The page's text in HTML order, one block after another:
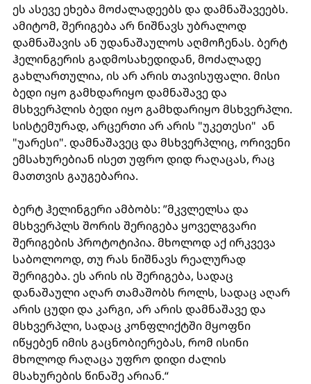
ეს ასევე ეხება მოძალადეებს და დამნაშავეებს.
ამიტომ, შერიგება არ ნიშნავს უბრალოდ
დამნაშავის ან უდანაშაულოს აღმოჩენას. ბერტ
ჰელინგერის გადმოსახედიდან, მოძალადე
გახლართულია, ის არ არის თავისუფალი. მისი
ბედი იყო გამხდარიყო დამნაშავე და
მსხვერპლის ბედი იყო გამხდარიყო მსხვერპლი.
სისტემურად, არცერთი არ არის "უკეთესი"  ან
"უარესი". დამნაშავეც და მსხვერპლიც, ორივენი
ემსახურებიან ისეთ უფრო დიდ რაღაცას, რაც
მათთვის გაუგებარია.
ბერტ ჰელინგერი ამბობს: ”მკვლელსა და
მსხვერპლს შორის შერიგება ყოველგვარი
შერიგების პროტოტიპია. მხოლოდ აქ ირკვევა
საბოლოოდ, თუ რას ნიშნავს რეალურად
შერიგება. ეს არის ის შერიგება, სადაც
დანაშაული აღარ თამაშობს როლს, სადაც აღარ
არის ცუდი და კარგი, არ არის დამნაშავე და
მსხვერპლი, სადაც კონფლიქტში მყოფნი
იწყებენ იმის გაცნობიერებას, რომ ისინი
მხოლოდ რაღაცა უფრო დიდი ძალის
მსახურების წინაშე არიან.“